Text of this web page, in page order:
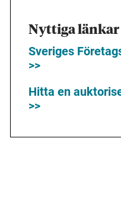
Nyttiga länkar
Sveriges
>>
Hitta en
>>